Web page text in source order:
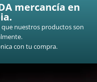
mercancía en
que nuestros productos son
con tu compra.